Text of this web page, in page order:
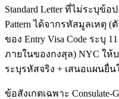
Standard Letter ที่ไม่ระบุข้
Pattern ได้จากรหัสมูลเหตุ (
ของ Entry Visa Code ระบุ
ภายในของกงสุล) NYC ให้บ
ระบุรหัสจริง + เสนอแผนยื่น
ข้อสังเกตเฉพาะ Consulate-